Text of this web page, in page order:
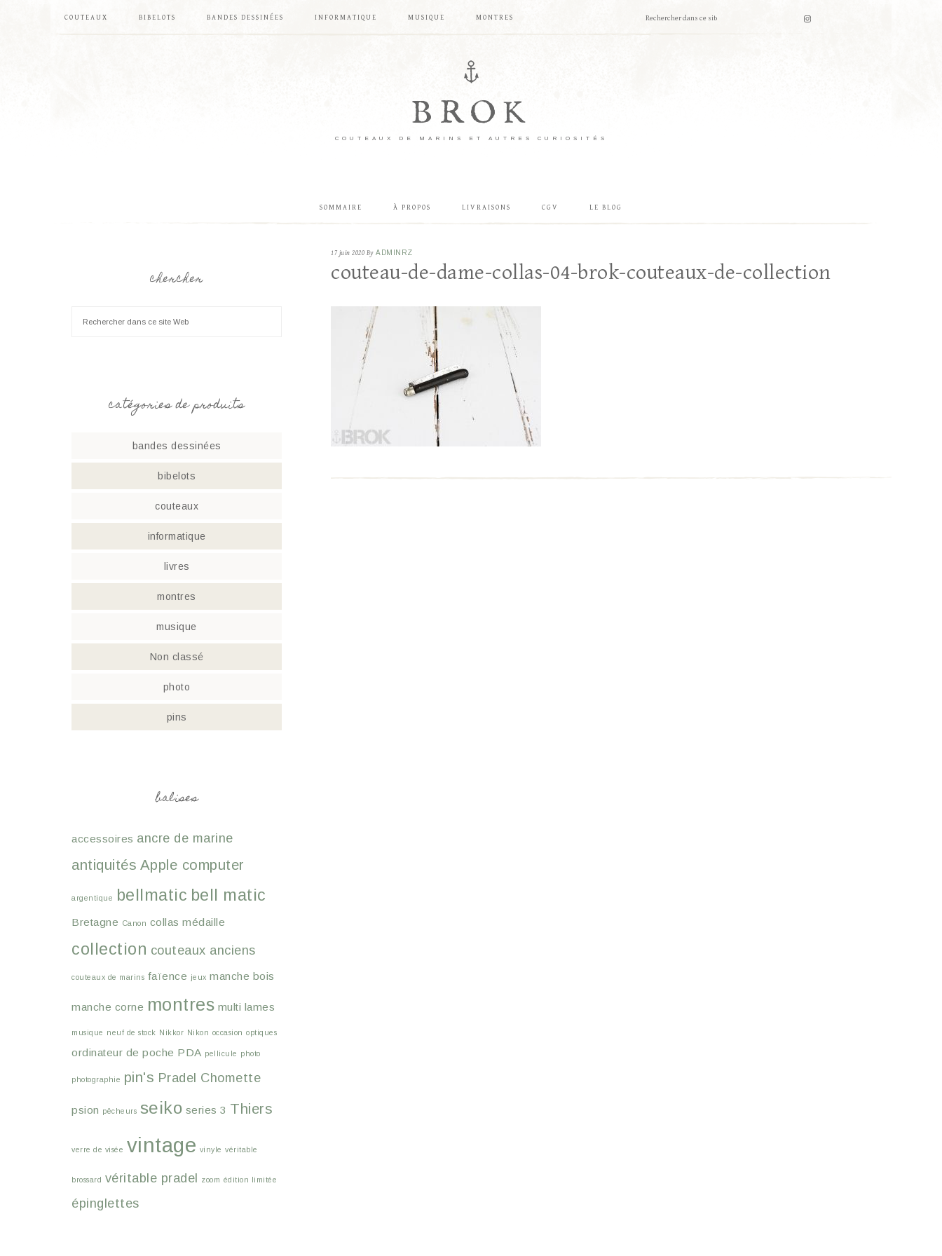
COUTEAUX BIBELOTS BANDES DESSINÉES INFORMATIQUE MUSIQUE MONTRES
BROK
COUTEAUX DE MARINS ET AUTRES CURIOSITÉS
SOMMAIRE À PROPOS LIVRAISONS CGV LE BLOG
17 juin 2020 By ADMINRZ
couteau-de-dame-collas-04-brok-couteaux-de-collection
chercher
catégories de produits
bandes dessinées
bibelots
couteaux
informatique
livres
montres
musique
Non classé
photo
pins
balises
accessoires ancre de marine
antiquités Apple computer
argentique bellmatic bell matic
Bretagne Canon collas médaille
collection couteaux anciens
couteaux de marins faïence jeux manche bois
manche corne montres multi lames
musique neuf de stock Nikkor Nikon occasion optiques
ordinateur de poche PDA pellicule photo
photographie pin's Pradel Chomette
psion pêcheurs seiko series 3 Thiers
verre de visée vintage vinyle véritable
brossard véritable pradel zoom édition limitée
épinglettes